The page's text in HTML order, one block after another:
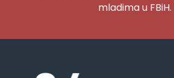
mladima u FBiH.